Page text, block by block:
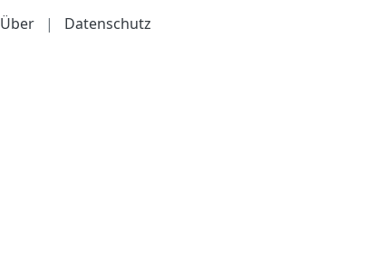
Über | Datenschutz